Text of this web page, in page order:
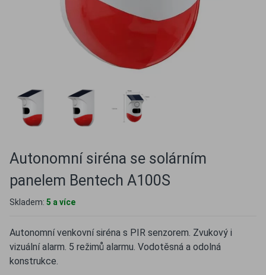
Autonomní siréna se solárním
panelem Bentech A100S
Skladem: 5 a více
Autonomní venkovní siréna s PIR senzorem. Zvukový i
vizuální alarm. 5 režimů alarmu. Vodotěsná a odolná
konstrukce.